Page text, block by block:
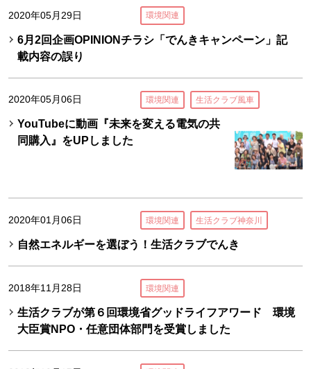
2020年05月29日 環境関連
6月2回企画OPINIONチラシ「でんきキャンペーン」記
載内容の誤り
2020年05月06日 環境関連 生活クラブ風車
YouTubeに動画『未来を変える電気の共
同購入』をUPしました
2020年01月06日 環境関連 生活クラブ神奈川
自然エネルギーを選ぼう！生活クラブでんき
2018年11月28日 環境関連
生活クラブが第６回環境省グッドライフアワード 環境
大臣賞NPO・任意団体部門を受賞しました